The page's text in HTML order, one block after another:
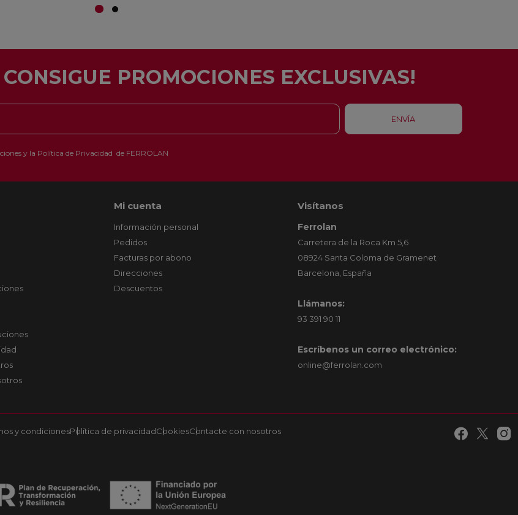
PROMOCIONES EXCLUSIVAS!
y la Política de Privacidad de FERROLAN
Mi cuenta
Información personal
Pedidos
Facturas por abono
Direcciones
Descuentos
Visítanos
Ferrolan
Carretera de la Roca Km 5,6
08924 Santa Coloma de Gramenet
Barcelona, España
Llámanos:
93 391 90 11
Escríbenos un correo electrónico:
online@ferrolan.com
y condicionesPolítica de privacidadCookiesContacte con nosotros